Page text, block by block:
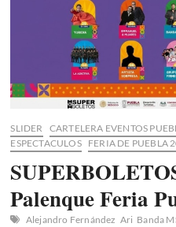
SLIDER CARTELERA EVENTOS
ESPECTACULOS
FERIA DE PUEBLA
Palenque Feria
Alejandro Fernández Ari Banda